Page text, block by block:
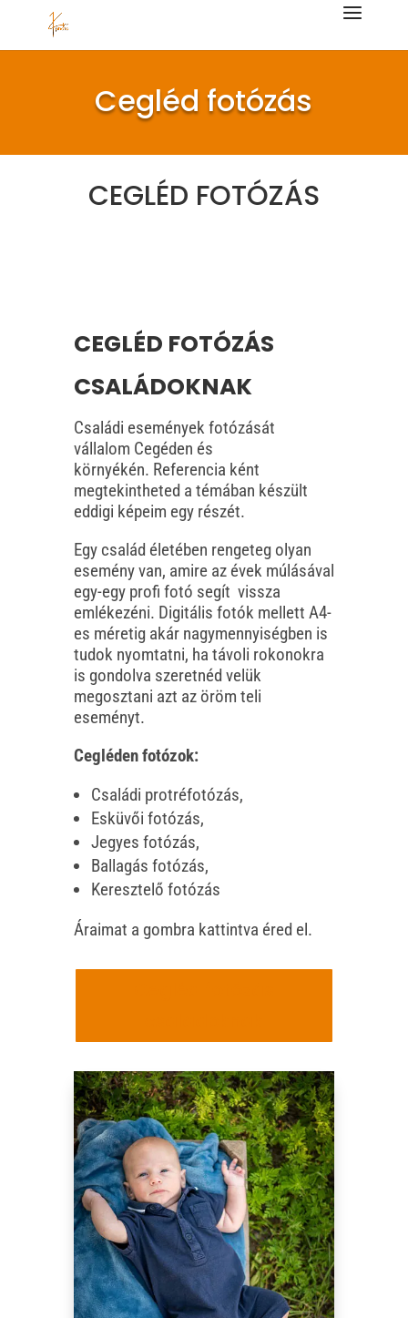
Cegléd fotózás
CEGLÉD FOTÓZÁS
CEGLÉD FOTÓZÁS
CSALÁDOKNAK
Családi események fotózását
vállalom Cegéden és
környékén. Referencia ként
megtekintheted a témában készült
eddigi képeim egy részét.
Egy család életében rengeteg olyan
esemény van, amire az évek múlásával
egy-egy profi fotó segít vissza
emlékezéni. Digitális fotók mellett A4-
es méretig akár nagymennyiségben is
tudok nyomtatni, ha távoli rokonokra
is gondolva szeretnéd velük
megosztani azt az öröm teli
eseményt.
Cegléden fotózok:
Családi protréfotózás,
Esküvői fotózás,
Jegyes fotózás,
Ballagás fotózás,
Keresztelő fotózás
Áraimat a gombra kattintva éred el.